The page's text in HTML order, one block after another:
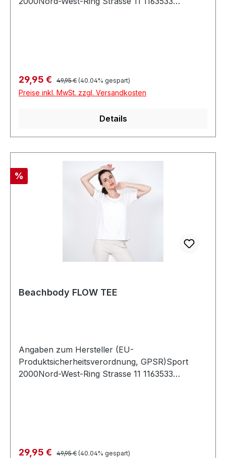
Verkaufspreis:
29,95 € Regulärer Preis:
49,95 € (40.04% gespart)
Preise inkl. MwSt. zzgl. Versandkosten
Details
Rabatt
%
Beachbody FLOW TEE
Angaben zum Hersteller (EU-
Produktsicherheitsverordnung, GPSR)Sport
2000Nord-West-Ring Strasse 11 1163533
Verkaufspreis:
29,95 € Regulärer Preis:
49,95 € (40.04% gespart)